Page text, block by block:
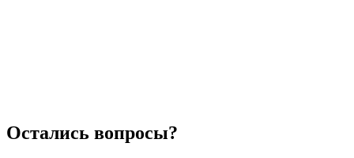
Остались вопросы?